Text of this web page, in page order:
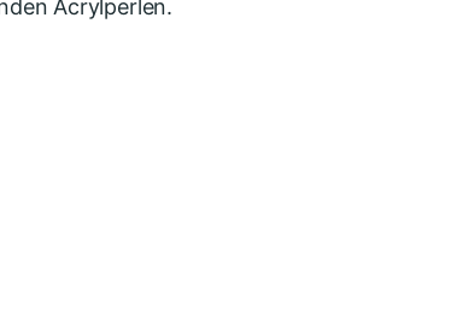
Acrylperlen.